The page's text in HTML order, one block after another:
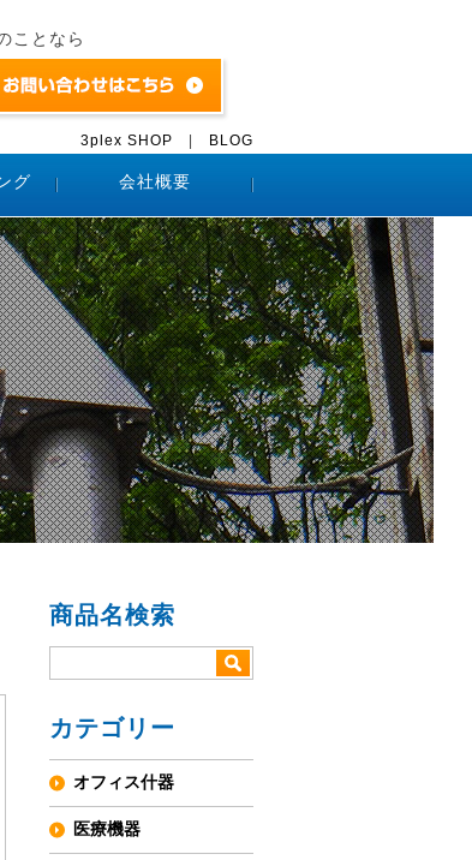
ことなら
3plex SHOP BLOG
グ 会社概要
商品名検索
カテゴリー
オフィス什器
医療機器